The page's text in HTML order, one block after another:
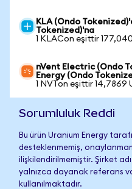
KLA (Ondo
Tokenized)'na
1 KLACon eşittir
nVent Electric (Ondo
Energy (Ondo
1 NVTon eşittir 14,7869
Sorumluluk Reddi
Bu ürün Uranium Energy
desteklenmemiş,
ilişkilendirilmemiştir. Şirket
yalnızca dayanak referans
kullanılmaktadır.